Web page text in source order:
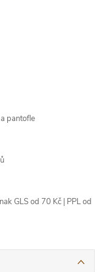
pantofle
GLS od 70 Kč | PPL od